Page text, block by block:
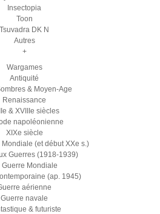
Insectopia
Toon
Tsuvadra DK N
Autres
+
Wargames
Antiquité
& Moyen-Age
Renaissance
& XVIIIe siècles
napoléonienne
XIXe siècle
(et début XXe s.)
Guerres (1918-1939)
Guerre Mondiale
(ap. 1945)
aérienne
Guerre navale
& futuriste